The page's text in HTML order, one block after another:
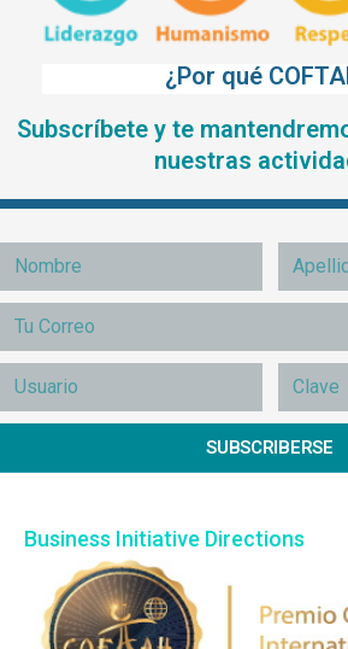
¿Por qué
Subscríbete y te
nuestras
SUBSCRIBERSE
Business Initiative Directions